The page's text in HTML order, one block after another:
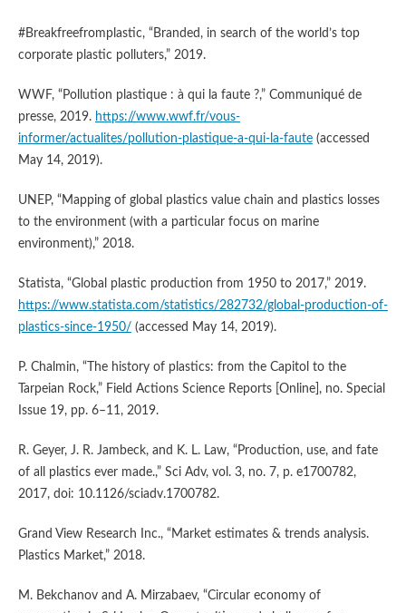
#Breakfreefromplastic, “Branded, in search of the world’s top
corporate plastic polluters,” 2019.
WWF, “Pollution plastique : à qui la faute ?,” Communiqué de
presse, 2019. https://www.wwf.fr/vous-
informer/actualites/pollution-plastique-a-qui-la-faute(accessed
May 14, 2019).
UNEP, “Mapping of global plastics value chain and plastics losses
to the environment (with a particular focus on marine
environment),” 2018.
Statista, “Global plastic production from 1950 to 2017,” 2019.
https://www.statista.com/statistics/282732/global-production-of-
plastics-since-1950/(accessed May 14, 2019).
P. Chalmin, “The history of plastics: from the Capitol to the
Tarpeian Rock,” Field Actions Science Reports [Online], no. Special
Issue 19, pp. 6–11, 2019.
R. Geyer, J. R. Jambeck, and K. L. Law, “Production, use, and fate
of all plastics ever made.,” Sci Adv, vol. 3, no. 7, p. e1700782,
2017, doi: 10.1126/sciadv.1700782.
Grand View Research Inc., “Market estimates & trends analysis.
Plastics Market,” 2018.
M. Bekchanov and A. Mirzabaev, “Circular economy of